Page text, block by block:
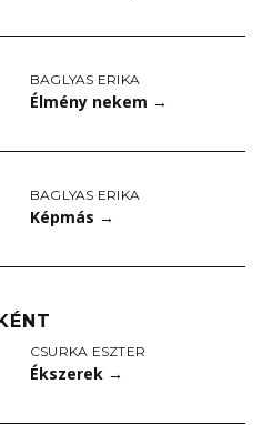
BAGLYAS ERIKA
Élmény nekem →
BAGLYAS ERIKA
Képmás →
CSURKA ESZTER
Ékszerek →